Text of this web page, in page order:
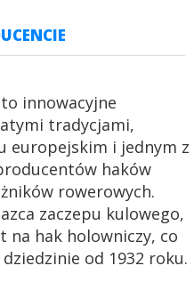
to innowacyjne
tradycjami,
europejskim i jednym z
haków
rowerowych.
zaczepu kulowego,
na hak holowniczy, co
od 1932 roku.